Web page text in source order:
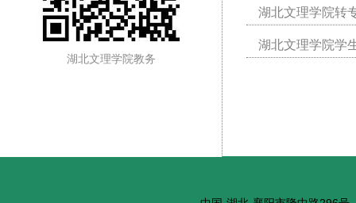
湖北文理学院教务
湖北文理学院转
湖北文理学院学